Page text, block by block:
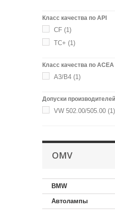
Класс качества по API
CF (1)
TC+ (1)
Класс качества по ACEA
A3/B4 (1)
Допуски производителей
VW 502.00/505.00 (1)
OMV
BMW
Автолампы